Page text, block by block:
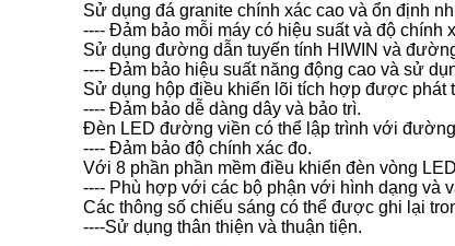
Sử dụng đá granite chính xác cao và ổn định
---- Đảm bảo mỗi máy có hiệu suất và độ chính
Sử dụng đường dẫn tuyến tính HIWIN và
---- Đảm bảo hiệu suất năng động cao và sử
Sử dụng hộp điều khiển lõi tích hợp được phát
---- Đảm bảo dễ dàng dây và bảo trì.
Đèn LED đường viền có thể lập trình với
---- Đảm bảo độ chính xác đo.
Với 8 phần phần mềm điều khiển đèn vòng
---- Phù hợp với các bộ phận với hình dạng và
Các thông số chiếu sáng có thể được ghi lại
----Sử dụng thân thiện và thuận tiện.